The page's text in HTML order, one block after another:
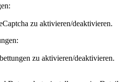
zu aktivieren/deaktivieren.
zu aktivieren/deaktivieren.